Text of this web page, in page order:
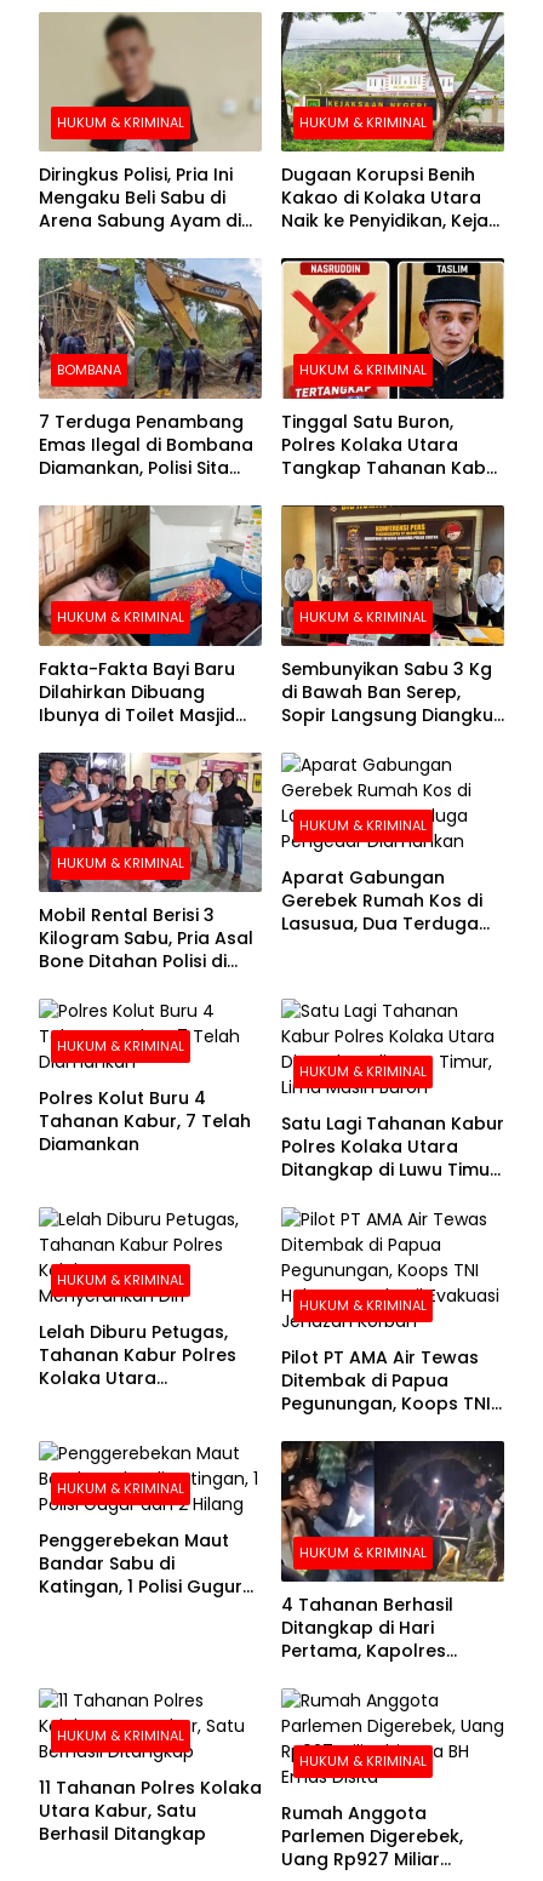
HUKUM & KRIMINAL
Diringkus Polisi, Pria Ini
Mengaku Beli Sabu di
Arena Sabung Ayam di
HUKUM & KRIMINAL
Dugaan Korupsi Benih
Kakao di Kolaka Utara
Naik ke Penyidikan, Kejari
BOMBANA
7 Terduga Penambang
Emas Ilegal di Bombana
Diamankan, Polisi Sita
Crusher
HUKUM & KRIMINAL
Tinggal Satu Buron,
Polres Kolaka Utara
Tangkap Tahanan Kabur
Pengejaran
HUKUM & KRIMINAL
Fakta-Fakta Bayi Baru
Dilahirkan Dibuang
Ibunya di Toilet Masjid
HUKUM & KRIMINAL
Sembunyikan Sabu 3 Kg
di Bawah Ban Serep,
Sopir Langsung Diangkut
HUKUM & KRIMINAL
Mobil Rental Berisi 3
Kilogram Sabu, Pria Asal
Bone Ditahan Polisi di
HUKUM & KRIMINAL
Aparat Gabungan
Gerebek Rumah Kos di
Lasusua, Dua Terduga
HUKUM & KRIMINAL
Polres Kolut Buru 4
Tahanan Kabur, 7 Telah
Diamankan
HUKUM & KRIMINAL
Satu Lagi Tahanan Kabur
Polres Kolaka Utara
Ditangkap di Luwu Timur,
HUKUM & KRIMINAL
Lelah Diburu Petugas,
Tahanan Kabur Polres
Kolaka Utara
HUKUM & KRIMINAL
Pilot PT AMA Air Tewas
Ditembak di Papua
Pegunungan, Koops TNI
Evakuasi Jenazah
Korban
HUKUM & KRIMINAL
Penggerebekan Maut
Bandar Sabu di
Katingan, 1 Polisi Gugur
HUKUM & KRIMINAL
4 Tahanan Berhasil
Ditangkap di Hari
Pertama, Kapolres
Buronan Segera
Menyerahkan Diri
HUKUM & KRIMINAL
11 Tahanan Polres Kolaka
Utara Kabur, Satu
Berhasil Ditangkap
HUKUM & KRIMINAL
Rumah Anggota
Parlemen Digerebek,
Uang Rp927 Miliar